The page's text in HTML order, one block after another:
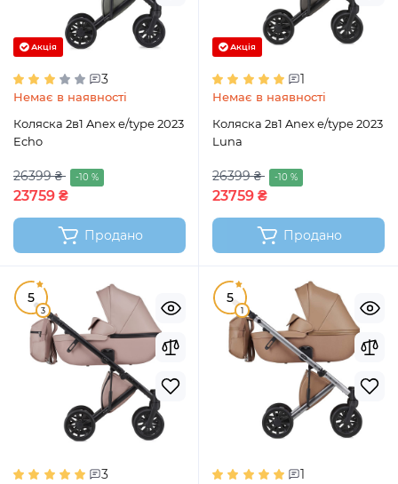
Акція
3
Немає в наявності
Коляска 2в1 Anex e/type 2023
Echo
26399 ₴ -10 %
23759 ₴
Продано
Акція
1
Немає в наявності
Коляска 2в1 Anex e/type 2023
Luna
26399 ₴ -10 %
23759 ₴
Продано
5
3
3
5
1
1